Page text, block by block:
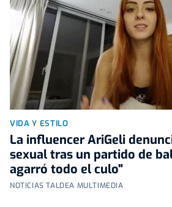
VIDA Y ESTILO
La influencer AriGeli
sexual tras un partido de
agarró todo el culo"
NOTICIAS TALDEA MULTIMEDIA